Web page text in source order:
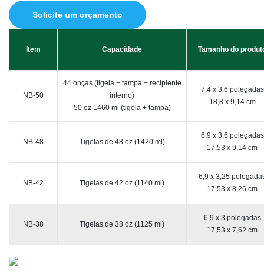
Solicite um orçamento
Item Capacidade Tamanho do
NB-50
44 onças (tigela + tampa + recipiente
interno)
50 oz 1460 ml (tigela + tampa)
7,4 x 3,6 polegadas
18,8 x 9,14 cm
NB-48 Tigelas de 48 oz (1420 ml)
6,9 x 3,6 polegadas
17,53 x 9,14 cm
NB-42 Tigelas de 42 oz (1140 ml)
6,9 x 3,25
17,53 x 8,26 cm
NB-38 Tigelas de 38 oz (1125 ml)
6,9 x 3 polegadas
17,53 x 7,62 cm